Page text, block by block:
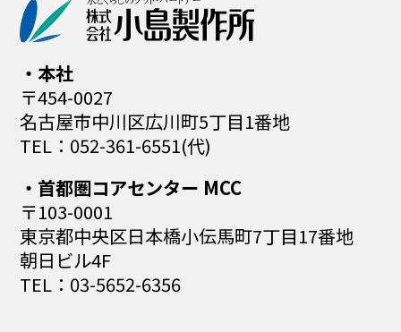
本社
〒454-0027
名古屋市中川区広川町5丁目1番地
TEL：052-361-6551(代)
首都圏コアセンター MCC
〒103-0001
東京都中央区日本橋小伝馬町7丁目17番地
朝日ビル4F
TEL：03-5652-6356